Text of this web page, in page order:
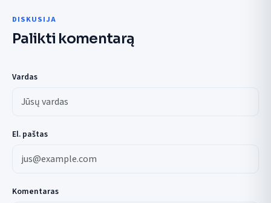
DISKUSIJA
Palikti komentarą
Vardas
El. paštas
Komentaras